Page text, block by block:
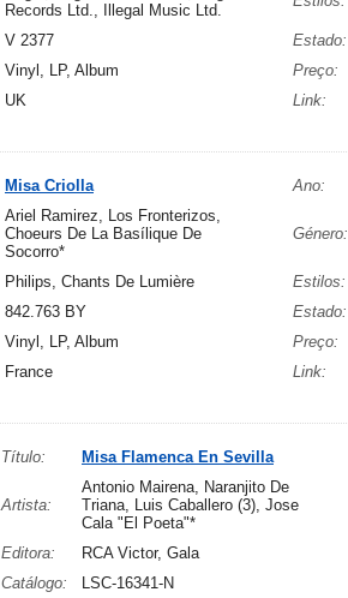
Records Ltd., Illegal Music Ltd.
V 2377 Estado:
Vinyl, LP, Album Preço:
UK Link:
Misa Criolla Ano:
Ariel Ramirez, Los Fronterizos,
Choeurs De La Basílique De
Socorro*
Género:
Philips, Chants De Lumière Estilos:
842.763 BY Estado:
Vinyl, LP, Album Preço:
France Link:
Título: Misa Flamenca En Sevilla
Artista:
Antonio Mairena, Naranjito De
Triana, Luis Caballero (3), Jose
Cala "El Poeta"*
Editora: RCA Victor, Gala
Catálogo:
LSC-16341-N